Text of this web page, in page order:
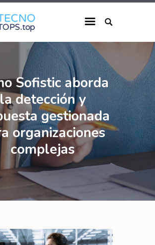
Sofistic aborda
la detección y
gestionada
organizaciones
complejas
SOMOS